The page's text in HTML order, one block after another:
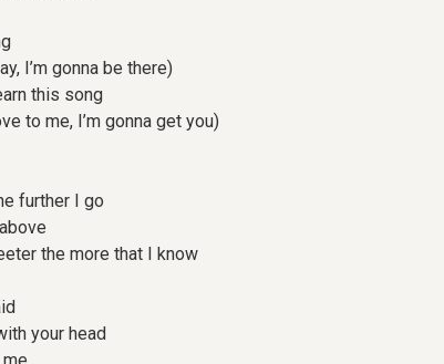
I’m gonna be there)
this song
to me, I’m gonna get you)
further I go
the more that I know
your head